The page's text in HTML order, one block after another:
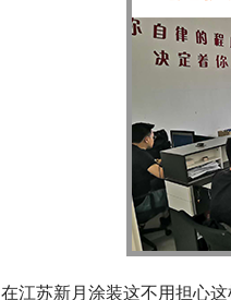
在江苏新月涂装这不用担心